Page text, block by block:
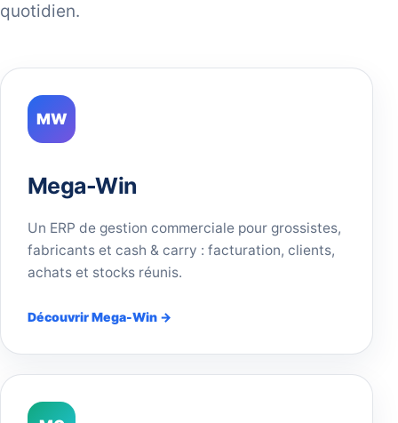
quotidien.
MW
Mega-Win
Un ERP de gestion commerciale pour grossistes,
fabricants et cash & carry : facturation, clients,
achats et stocks réunis.
Découvrir Mega-Win →